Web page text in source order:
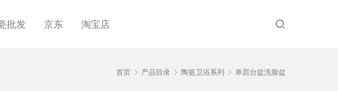
批发 京东 淘宝店
首页 产品目录 陶瓷卫浴系列 单层台盆洗脸盆